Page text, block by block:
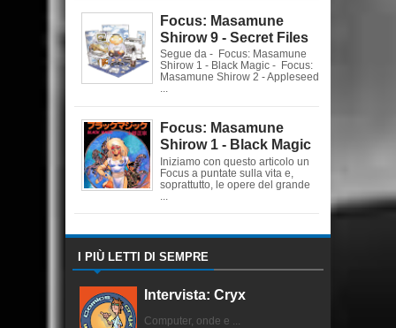
Focus: Masamune
Shirow 9 - Secret Files
Segue da - Focus: Masamune
Shirow 1 - Black Magic - Focus:
Masamune Shirow 2 - Appleseed
Focus: Masamune
Shirow 1 - Black Magic
Iniziamo con questo articolo un
Focus a puntate sulla vita e,
soprattutto, le opere del grande
I PIÙ LETTI DI SEMPRE
Intervista: Cryx
Computer, onde e ...